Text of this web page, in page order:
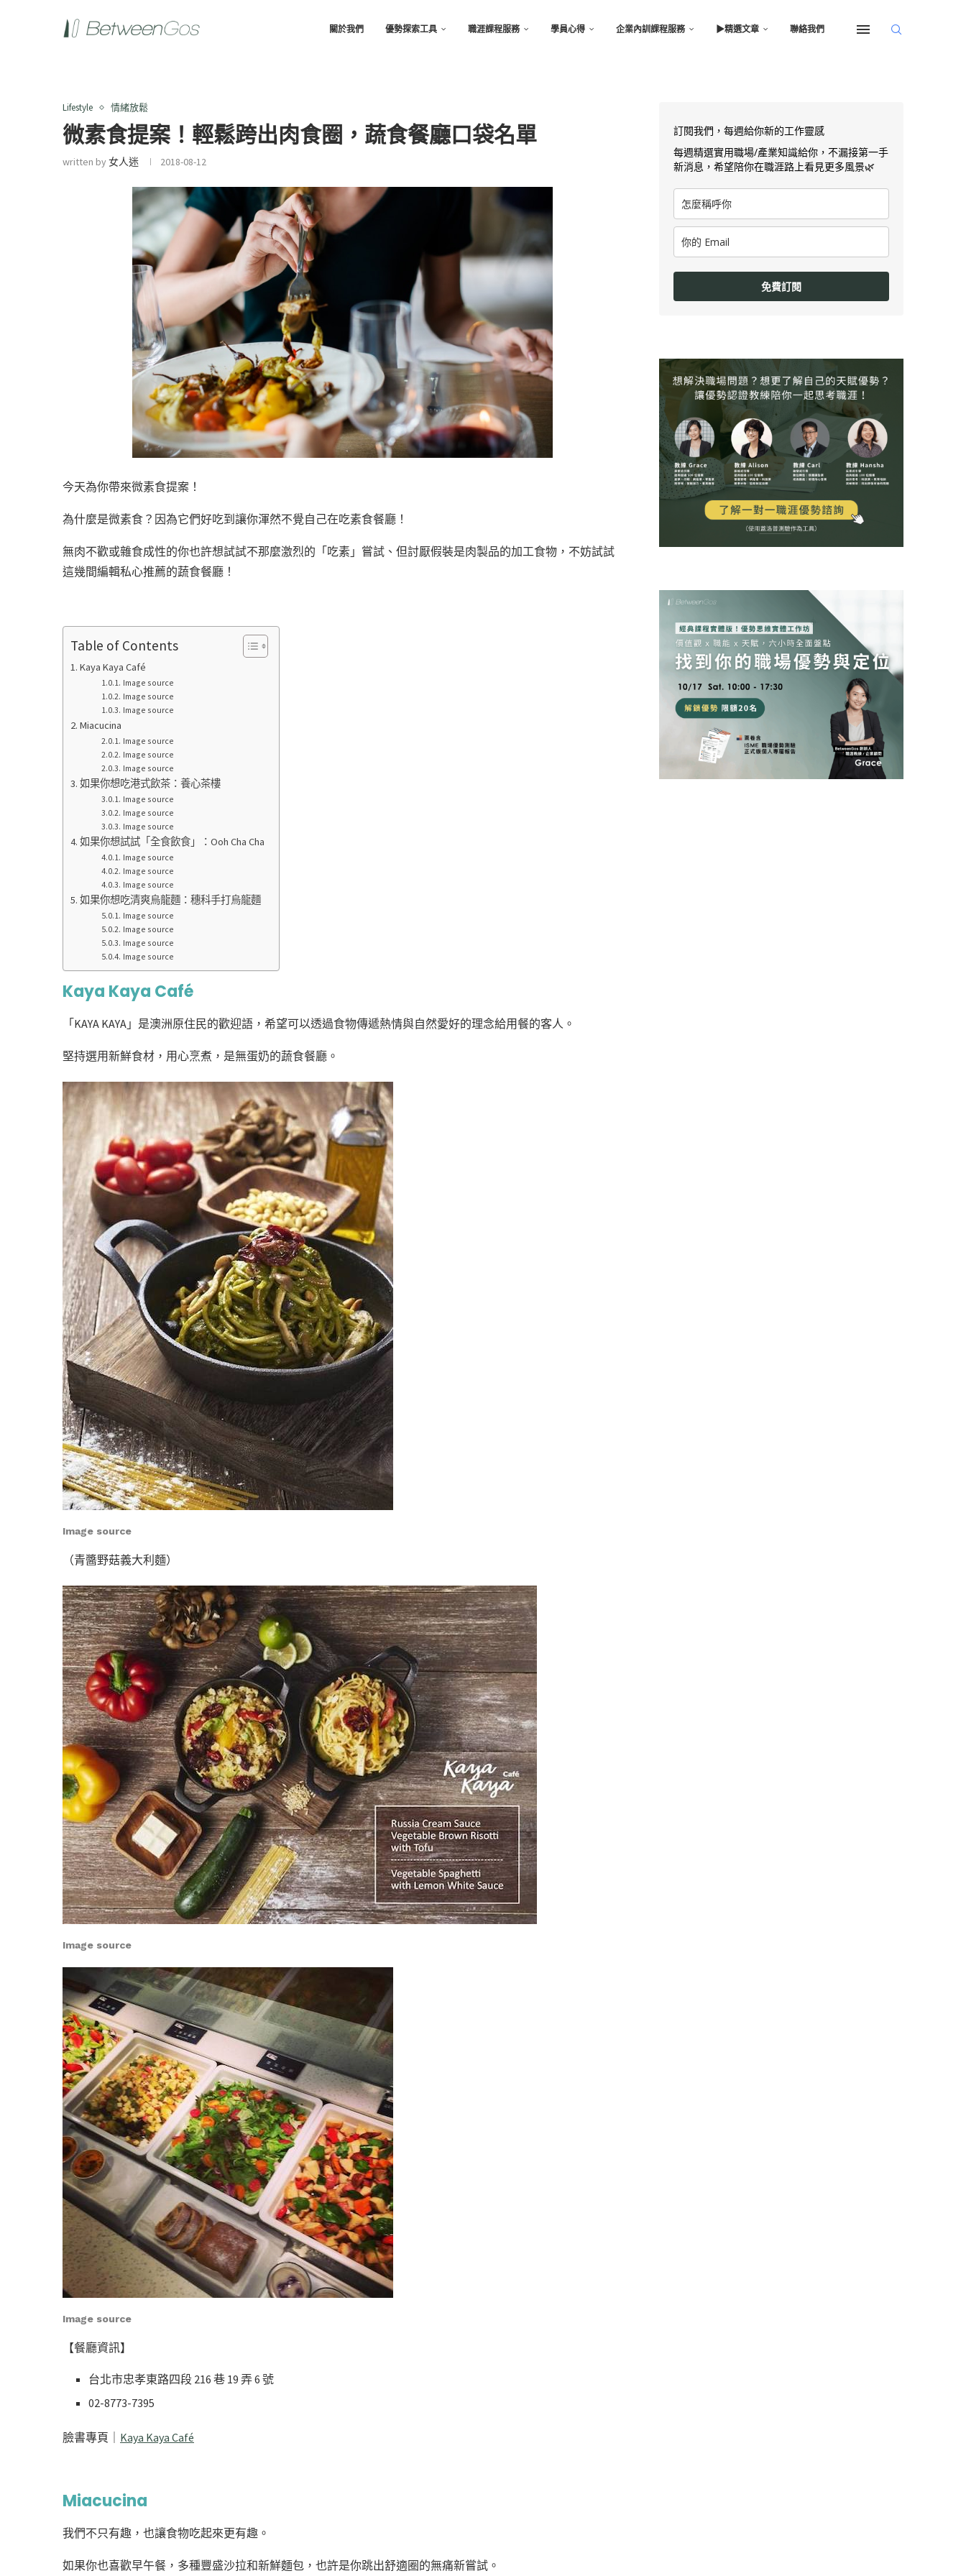
關於我們 優勢探索工具 職涯課程服務 學員心得 企業內訓課程服務 ▶︎精選文章 聯絡我們
Lifestyle 情緒放鬆
微素食提案！輕鬆跨出肉食圈，蔬食餐廳口袋名單
written by女人迷 2018-08-12
今天為你帶來微素食提案！
為什麼是微素食？因為它們好吃到讓你渾然不覺自己在吃素食餐廳！
無肉不歡或雜食成性的你也許想試試不那麼激烈的「吃素」嘗試、但討厭假裝是肉製品的加工食物，不妨試試
這幾間編輯私心推薦的蔬食餐廳！
Table of Contents
Kaya Kaya Café
Image source
Image source
Image source
Miacucina
Image source
Image source
Image source
如果你想吃港式飲茶：養心茶樓
Image source
Image source
Image source
如果你想試試「全食飲食」：Ooh Cha Cha
Image source
Image source
Image source
如果你想吃清爽烏龍麵：穗科手打烏龍麵
Image source
Image source
Image source
Image source
Kaya Kaya Café
「KAYA KAYA」是澳洲原住民的歡迎語，希望可以透過食物傳遞熱情與自然愛好的理念給用餐的客人。
堅持選用新鮮食材，用心烹煮，是無蛋奶的蔬食餐廳。
Image source
（青醬野菇義大利麵）
Image source
Image source
【餐廳資訊】
台北市忠孝東路四段 216 巷 19 弄 6 號
02-8773-7395
臉書專頁｜ Kaya Kaya Café
Miacucina
我們不只有趣，也讓食物吃起來更有趣。
如果你也喜歡早午餐，多種豐盛沙拉和新鮮麵包，也許是你跳出舒適圈的無痛新嘗試。
訂閱我們，每週給你新的工作靈感
每週精選實用職場/產業知識給你，不漏接第一手
新消息，希望陪你在職涯路上看見更多風景🌿
免費訂閱